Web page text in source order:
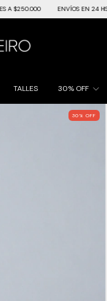
ENVÍOS EN 24 HS. EN CABA Y GBA
TALLES 30% OFF
30 % OFF